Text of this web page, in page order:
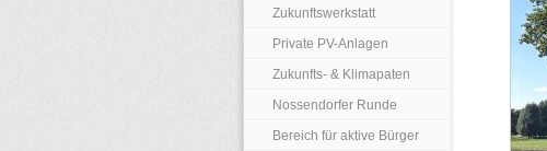
Zukunftswerkstatt
Private PV-Anlagen
Zukunfts- & Klimapaten
Nossendorfer Runde
Bereich für aktive Bürger